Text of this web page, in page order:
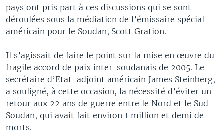
pays ont pris part à ces discussions qui se sont
déroulées sous la médiation de l’émissaire spécial
américain pour le Soudan, Scott Gration.
Il s’agissait de faire le point sur la mise en œuvre du
fragile accord de paix inter-soudanais de 2005. Le
secrétaire d’Etat-adjoint américain James Steinberg,
a souligné, à cette occasion, la nécessité d’éviter un
retour aux 22 ans de guerre entre le Nord et le Sud-
Soudan, qui avait fait environ 1 million et demi de
morts.